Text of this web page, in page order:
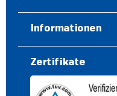
Informationen
Zertifikate